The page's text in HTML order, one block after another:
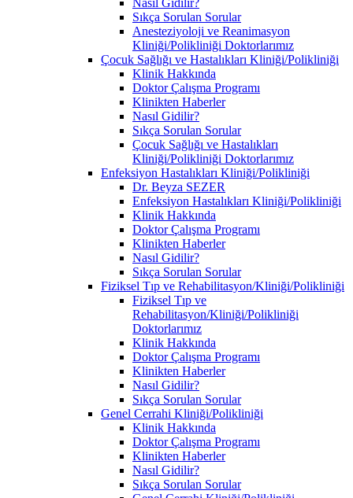
Sıkça Sorulan Sorular
Anesteziyoloji ve Reanimasyon
Kliniği/Polikliniği Doktorlarımız
Çocuk Sağlığı ve Hastalıkları Kliniği/Polikliniği
Klinik Hakkında
Doktor Çalışma Programı
Klinikten Haberler
Nasıl Gidilir?
Sıkça Sorulan Sorular
Çocuk Sağlığı ve Hastalıkları
Kliniği/Polikliniği Doktorlarımız
Enfeksiyon Hastalıkları Kliniği/Polikliniği
Dr. Beyza SEZER
Enfeksiyon Hastalıkları Kliniği/Polikliniği
Klinik Hakkında
Doktor Çalışma Programı
Klinikten Haberler
Nasıl Gidilir?
Sıkça Sorulan Sorular
Fiziksel Tıp ve Rehabilitasyon/Kliniği/Polikliniği
Fiziksel Tıp ve
Rehabilitasyon/Kliniği/Polikliniği
Doktorlarımız
Klinik Hakkında
Doktor Çalışma Programı
Klinikten Haberler
Nasıl Gidilir?
Sıkça Sorulan Sorular
Genel Cerrahi Kliniği/Polikliniği
Klinik Hakkında
Doktor Çalışma Programı
Klinikten Haberler
Nasıl Gidilir?
Sıkça Sorulan Sorular